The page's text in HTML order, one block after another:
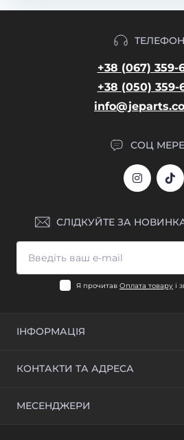
+38 (067) 359-
+38 (050) 359-
СОЦ
СЛІДКУЙТЕ ЗА
Я прочитав Оплата товару і
ІНФОРМАЦІЯ
Відгуки
Повернення товару
КОНТАКТИ ТА АДРЕСА
МЕСЕНДЖЕРИ